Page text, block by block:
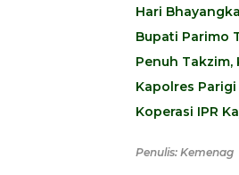
Hari
Bupati Parimo
Penuh Takzim,
Kapolres
Koperasi IPR
Penulis: Kemenag